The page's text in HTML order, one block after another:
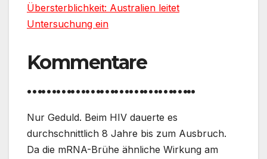
Übersterblichkeit: Australien leitet
Untersuchung ein
Kommentare
……………………………..
Nur Geduld. Beim HIV dauerte es
durchschnittlich 8 Jahre bis zum Ausbruch.
Da die mRNA-Brühe ähnliche Wirkung am